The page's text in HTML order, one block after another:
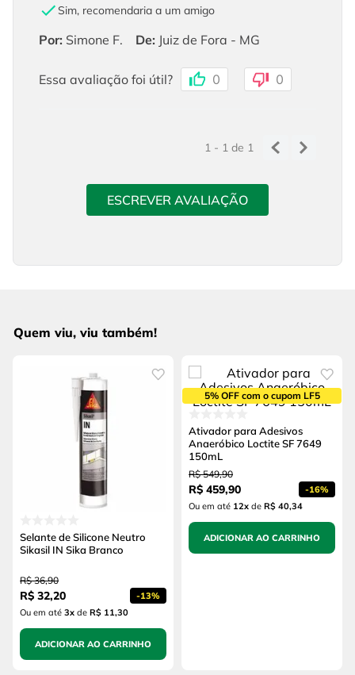
Sim, recomendaria a um amigo
Por: Simone F. De: Juiz de Fora - MG
Essa avaliação foi útil? 0 0
1 - 1de 1
ESCREVER AVALIAÇÃO
Quem viu, viu também!
Selante de Silicone Neutro
Sikasil IN Sika Branco
R$ 36,90
R$ 32,20 -13%
Ou em até 3x de R$ 11,30
ADICIONAR AO CARRINHO
5% OFF com o cupom LF5
Ativador para Adesivos
Anaeróbico Loctite SF 7649
150mL
R$ 549,90
R$ 459,90 -16%
Ou em até 12x de R$ 40,34
ADICIONAR AO CARRINHO